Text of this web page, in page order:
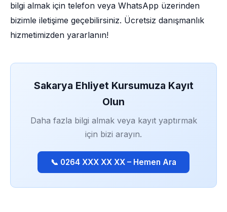
bilgi almak için telefon veya WhatsApp üzerinden
bizimle iletişime geçebilirsiniz. Ücretsiz danışmanlık
hizmetimizden yararlanın!
Sakarya Ehliyet Kursumuza Kayıt
Olun
Daha fazla bilgi almak veya kayıt yaptırmak
için bizi arayın.
📞 0264 XXX XX XX – Hemen Ara